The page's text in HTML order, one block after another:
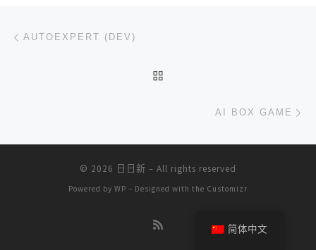
文章导航
AUTOEXPERT (DEV)
AI BOX GAME
© 2026 日日新 – All rights reserved
Powered by WP – Designed with the Customizr
简体中文